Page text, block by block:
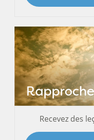
Recevez des